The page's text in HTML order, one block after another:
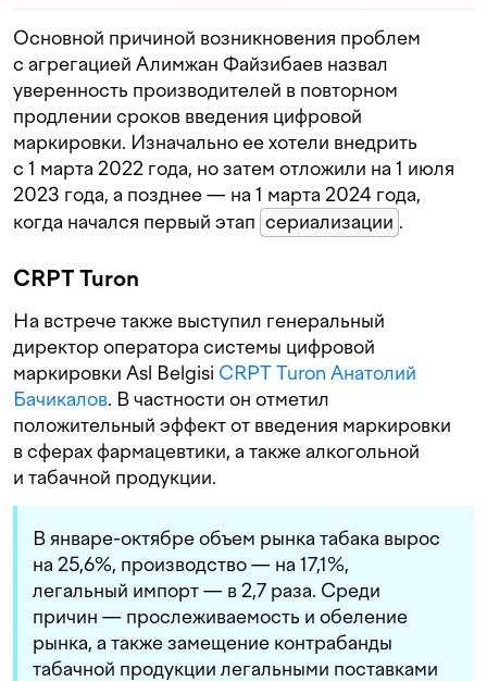
Основной причиной возникновения проблем
с агрегацией Алимжан Файзибаев назвал
уверенность производителей в повторном
продлении сроков введения цифровой
маркировки. Изначально ее хотели внедрить
с 1 марта 2022 года, но затем отложили на 1 июля
2023 года, а позднее — на 1 марта 2024 года,
когда начался первый этап сериализации .
CRPT Turon
На встрече также выступил генеральный
директор оператора системы цифровой
маркировки Asl Belgisi CRPT Turon Анатолий
Бачикалов. В частности он отметил
положительный эффект от введения маркировки
в сферах фармацевтики, а также алкогольной
и табачной продукции.
В январе-октябре объем рынка табака вырос
на 25,6%, производство — на 17,1%,
легальный импорт — в 2,7 раза. Среди
причин — прослеживаемость и обеление
рынка, а также замещение контрабанды
табачной продукции легальными поставками